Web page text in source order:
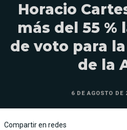
Horacio
más del 55 %
de voto para
de la
6 DE AGOSTO DE
Compartir en redes